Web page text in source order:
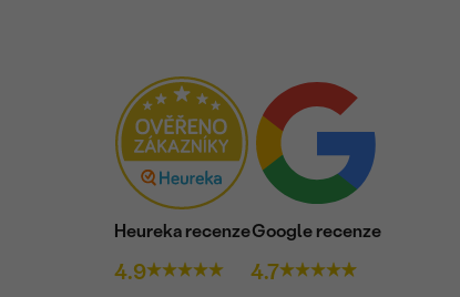
BARVA:
PŮVOD:
Heureka recenze
4.9
Google recenze
4.7